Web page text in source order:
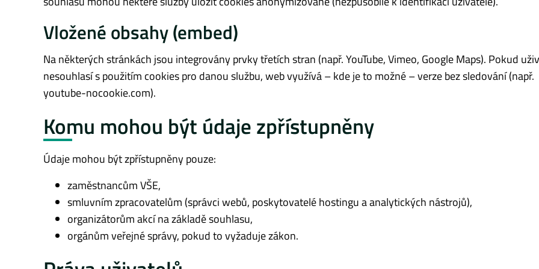
Vložené obsahy (embed)
Na některých stránkách jsou integrovány prvky třetích stran (např. YouTube, Vimeo, Google Maps). Pokud
nesouhlasí s použitím cookies pro danou službu, web využívá – kde je to možné – verze bez sledování (např.
youtube-nocookie.com).
Komu mohou být údaje zpřístupněny
Údaje mohou být zpřístupněny pouze:
zaměstnancům VŠE,
smluvním zpracovatelům (správci webů, poskytovatelé hostingu a analytických nástrojů),
organizátorům akcí na základě souhlasu,
orgánům veřejné správy, pokud to vyžaduje zákon.